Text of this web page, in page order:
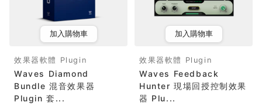
加入購物車
效果器軟體 Plugin
Waves Diamond
Bundle 混音效果器
Plugin 套...
加入購物車
效果器軟體 Plugin
Waves Feedback
Hunter 現場回授控制效果
器 Plu...